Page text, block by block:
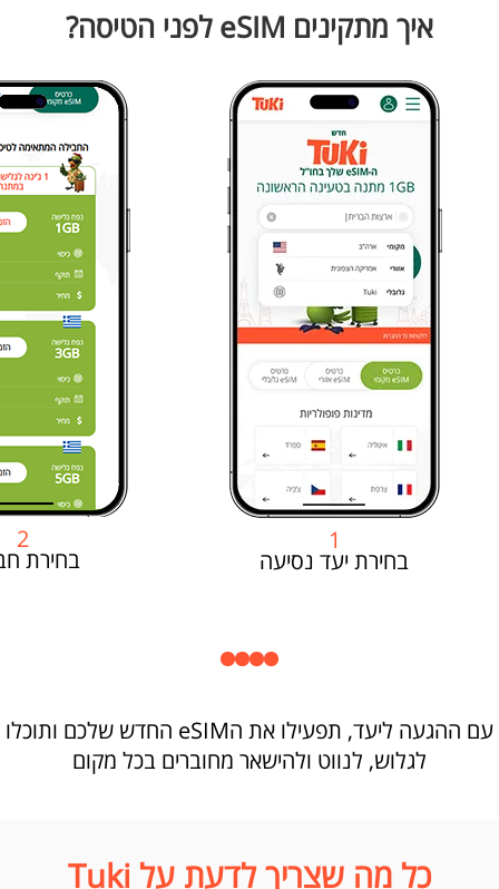
איך מתקינים eSIM לפני הטיסה?
1
בחירת יעד נסיעה
2
בחירת
עם ההגעה ליעד, תפעילו את הeSIM החדש שלכם ותוכלו
לגלוש, לנווט ולהישאר מחוברים בכל מקום
כל מה שצריך לדעת על Tuki